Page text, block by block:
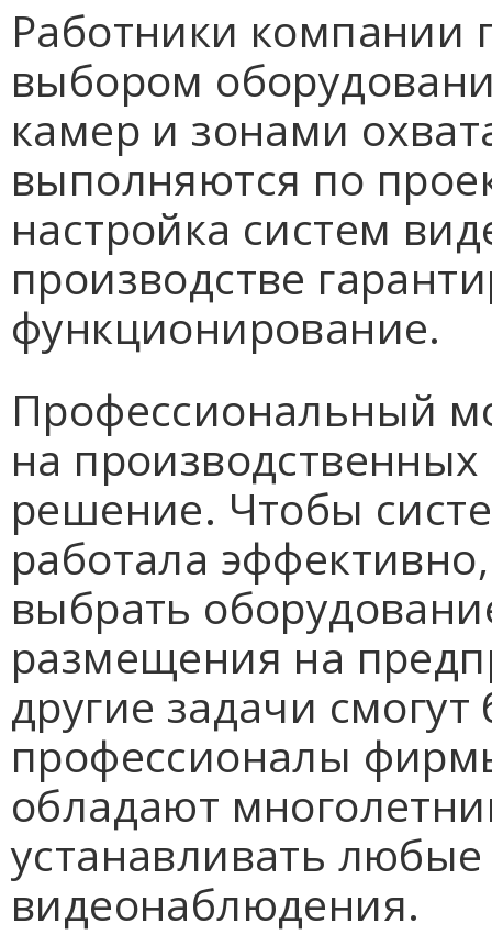
Работники компании
выбором
камер и зонами
выполняются по
настройка систем
производстве
функционирование.
Профессиональный
на
решение. Чтобы
работала
выбрать
размещения на
другие задачи
профессионалы
обладают
устанавливать
видеонаблюдения.